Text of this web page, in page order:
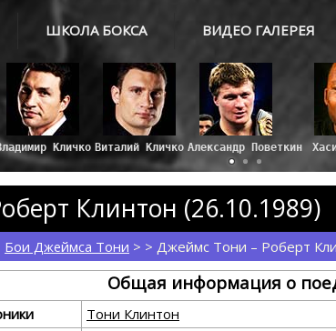
ШКОЛА БОКСА ВИДЕО ГАЛЕРЕЯ
Владимир Кличко
Виталий Кличко
Александр Поветкин
Клинтон (26.10.1989)
Бои Джеймса Тони > > Джеймс Тони – Роберт
Общая информация о
Тони Клинтон